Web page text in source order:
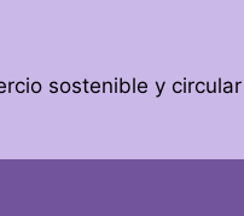
sostenible y circular